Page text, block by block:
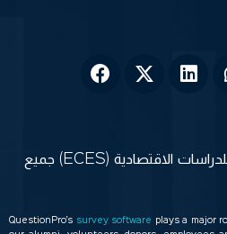
© 2026 - المركز المصري للدراسات الاقتصادية (ECES) جميع
QuestionPro’s survey software
plays a major